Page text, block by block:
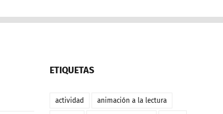
ETIQUETAS
actividad animación a la lectura